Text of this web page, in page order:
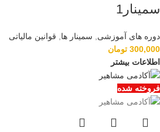
سمینار1
دوره های آموزشی سمینار ها
قوانین مالیاتی
300,000 تومان
اطلاعات بیشتر
فروخته شده